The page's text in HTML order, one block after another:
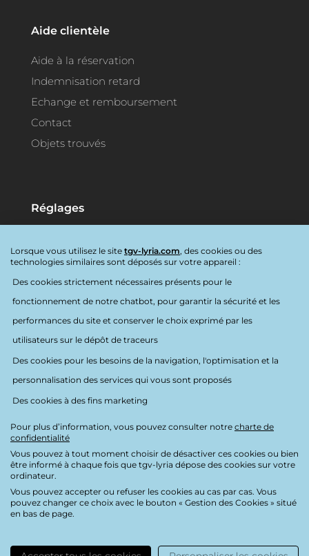
Aide clientèle
Aide à la réservation
Indemnisation retard
Echange et remboursement
Contact
Objets trouvés
Réglages
Destination:France
Accessibilité
Nous suivre
Mentions légales
Lorsque vous utilisez le site tgv-lyria.com, des cookies ou des
technologies similaires sont déposés sur votre appareil :
Des cookies strictement nécessaires présents pour le
fonctionnement de notre chatbot, pour garantir la sécurité et les
performances du site et conserver le choix exprimé par les
utilisateurs sur le dépôt de traceurs
Des cookies pour les besoins de la navigation, l'optimisation et la
personnalisation des services qui vous sont proposés
Des cookies à des fins marketing
Pour plus d’information, vous pouvez consulter notre charte de
confidentialité
Vous pouvez à tout moment choisir de désactiver ces cookies ou bien
être informé à chaque fois que tgv-lyria dépose des cookies sur votre
ordinateur.
Vous pouvez accepter ou refuser les cookies au cas par cas. Vous
pouvez changer ce choix avec le bouton « Gestion des Cookies » situé
en bas de page.